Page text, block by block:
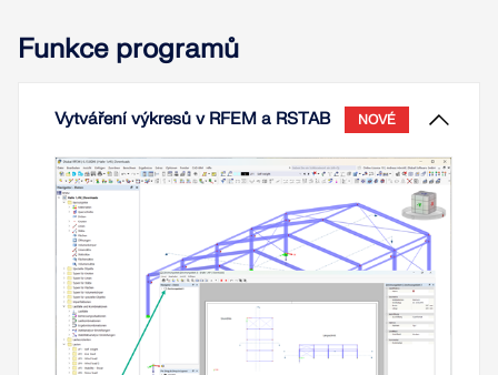
Funkce programů
Vytváření výkresů v RFEM a RSTAB NOVÉ